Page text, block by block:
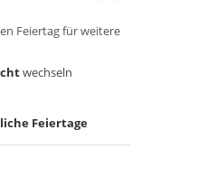
Feiertag für weitere
wechseln
Feiertage